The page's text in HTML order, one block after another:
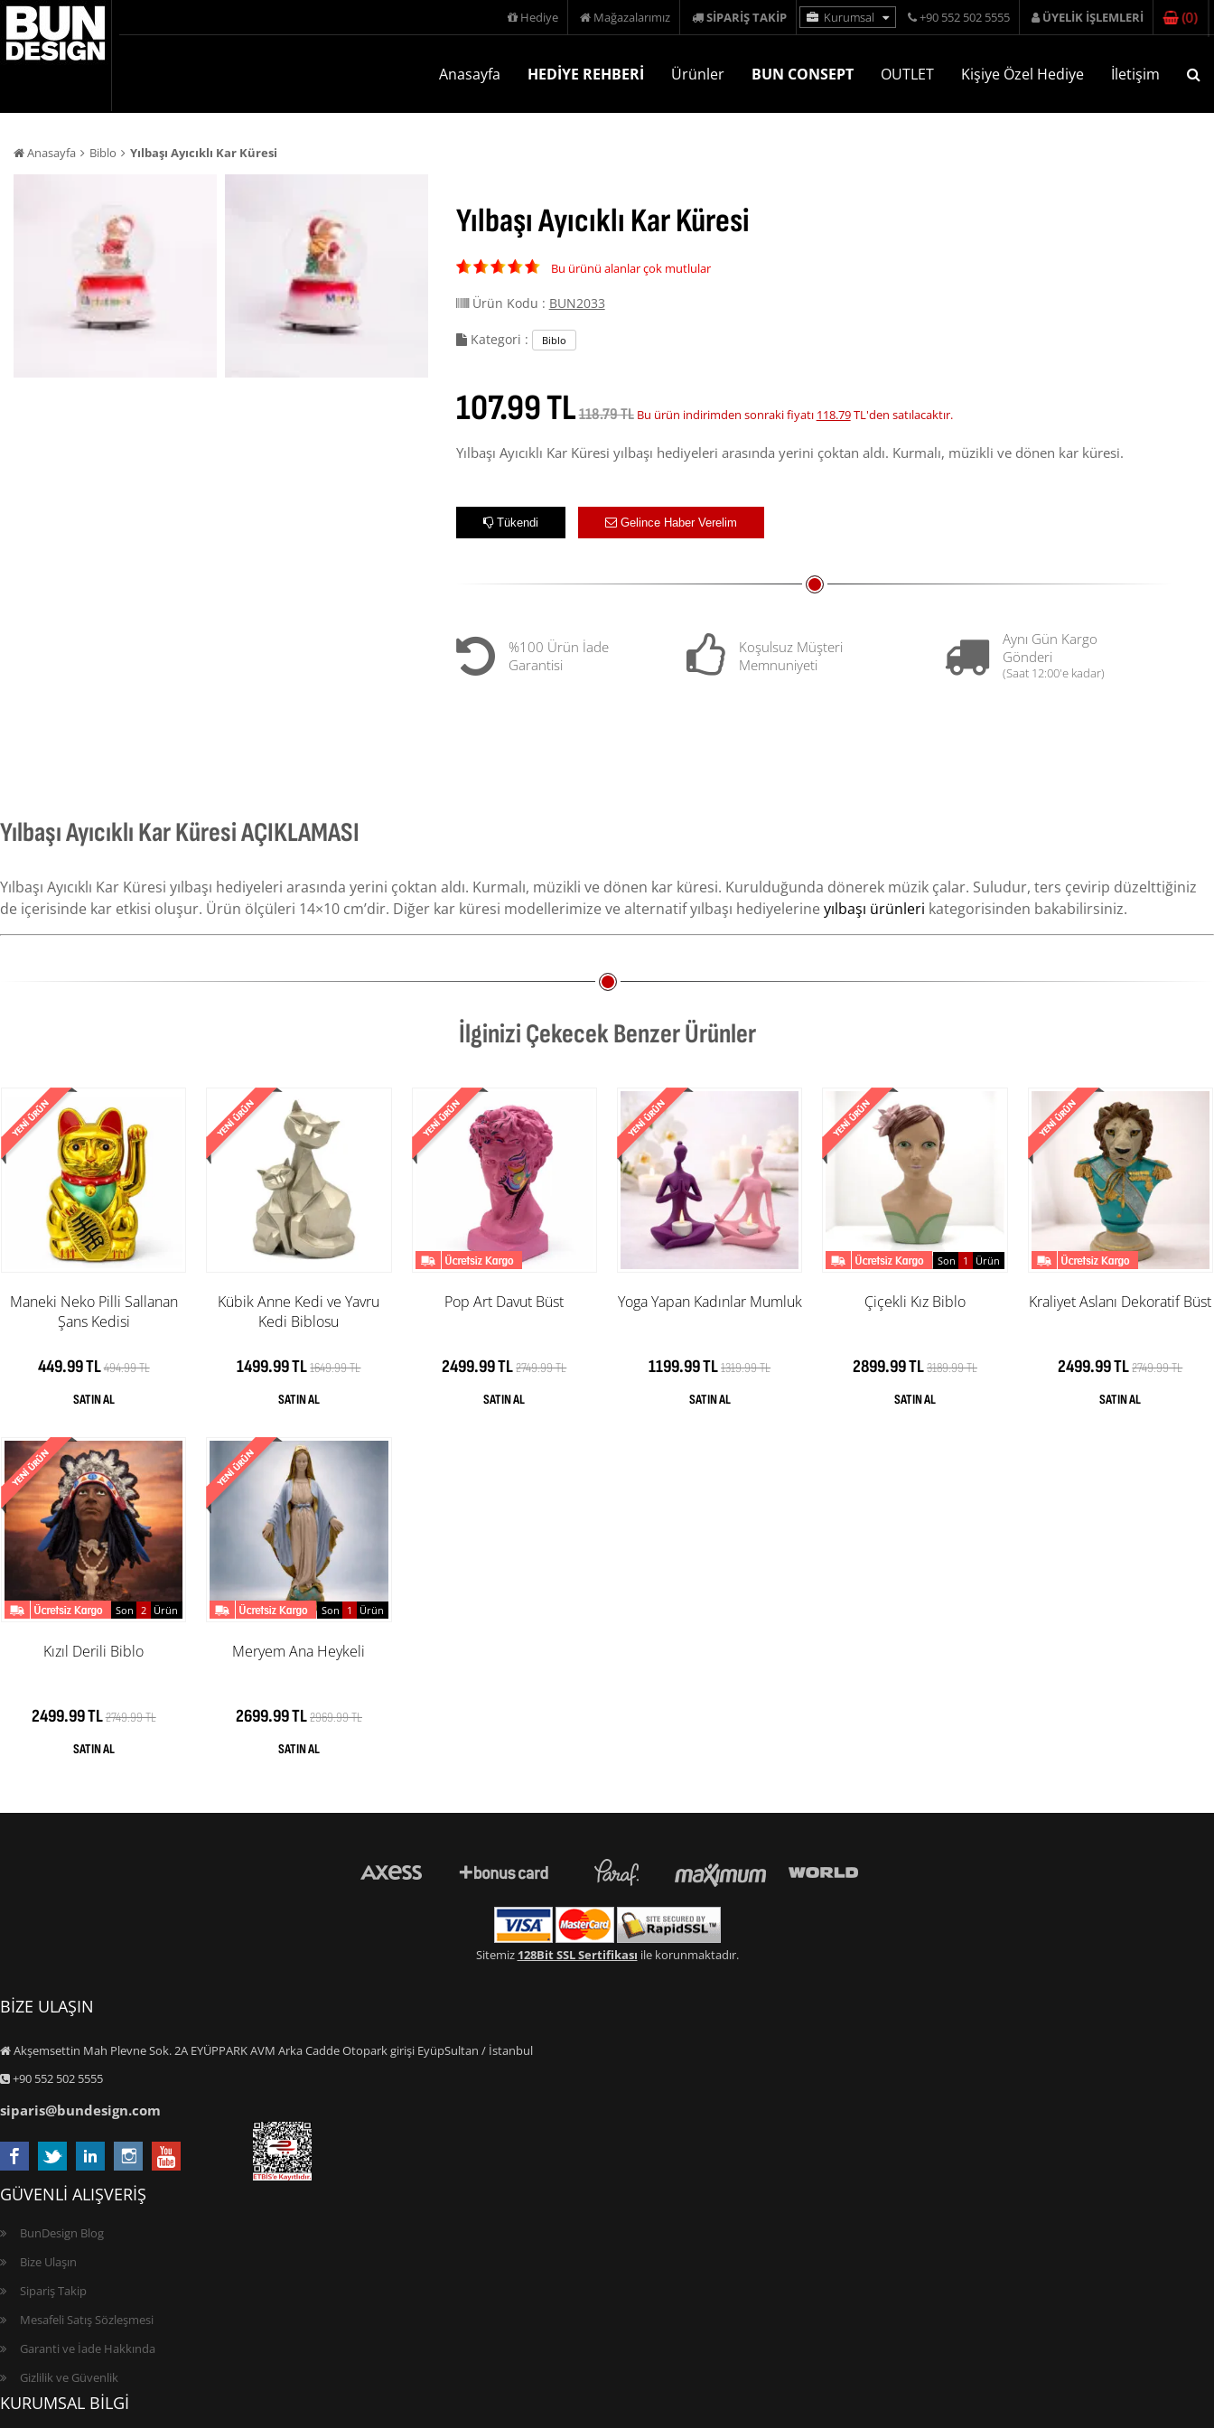
Hediye Mağazalarımız SİPARİŞ TAKİP Kurumsal +90 552 502 5555 ÜYELİK İŞLEMLERİ (0)
Anasayfa HEDİYE REHBERİ Ürünler BUN CONSEPT OUTLET Kişiye Özel Hediye İletişim
Anasayfa Biblo Yılbaşı Ayıcıklı Kar Küresi
Yılbaşı Ayıcıklı Kar Küresi
Bu ürünü alanlar çok mutlular
Ürün Kodu : BUN2033
Kategori : Biblo
107.99 TL118.79 TL Bu ürün indirimden sonraki fiyatı 118.79TL'den satılacaktır.
Yılbaşı Ayıcıklı Kar Küresi yılbaşı hediyeleri arasında yerini çoktan aldı. Kurmalı, müzikli ve dönen kar küresi.
Tükendi Gelince Haber Verelim
%100 Ürün İade
Garantisi
Koşulsuz Müşteri
Memnuniyeti
Aynı Gün Kargo
Gönderi
(Saat 12:00'e kadar)
Yılbaşı Ayıcıklı Kar Küresi AÇIKLAMASI
Yılbaşı Ayıcıklı Kar Küresi yılbaşı hediyeleri arasında yerini çoktan aldı. Kurmalı, müzikli ve dönen kar küresi. Kurulduğunda dönerek müzik çalar. Suludur, ters çevirip düzelttiğiniz
de içerisinde kar etkisi oluşur. Ürün ölçüleri 14×10 cm’dir. Diğer kar küresi modellerimize ve alternatif yılbaşı hediyelerineyılbaşı ürünleri kategorisinden bakabilirsiniz.
İlginizi Çekecek Benzer Ürünler
Maneki Neko Pilli Sallanan
Şans Kedisi
449.99 TL494.99 TL
Kübik Anne Kedi ve Yavru
Kedi Biblosu
1499.99 TL1649.99 TL
Pop Art Davut Büst
2499.99 TL2749.99 TL
Yoga Yapan Kadınlar Mumluk
1199.99 TL1319.99 TL
Son 1 Ürün
Çiçekli Kız Biblo
2899.99 TL3189.99 TL
Kraliyet Aslanı Dekoratif Büst
2499.99 TL2749.99 TL
Son 2 Ürün
Kızıl Derili Biblo
2499.99 TL2749.99 TL
Son 1 Ürün
Meryem Ana Heykeli
2699.99 TL2969.99 TL
Sitemiz 128Bit SSL Sertifikası ile korunmaktadır.
BİZE ULAŞIN
Akşemsettin Mah Plevne Sok. 2A EYÜPPARK AVM Arka Cadde Otopark girişi EyüpSultan / İstanbul
+90 552 502 5555
siparis@bundesign.com
GÜVENLİ ALIŞVERİŞ
BunDesign Blog
Bize Ulaşın
Sipariş Takip
Mesafeli Satış Sözleşmesi
Garanti ve İade Hakkında
Gizlilik ve Güvenlik
KURUMSAL BİLGİ